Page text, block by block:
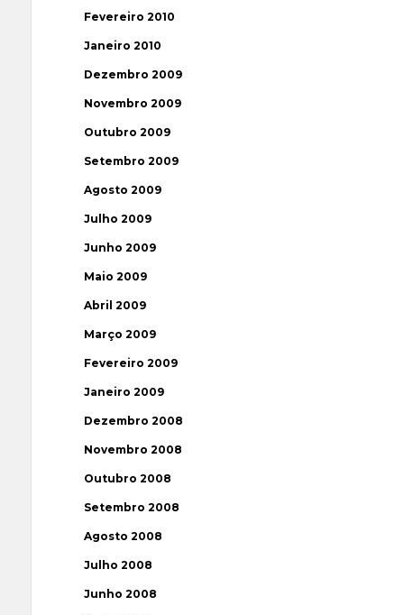
Fevereiro 2010
Janeiro 2010
Dezembro 2009
Novembro 2009
Outubro 2009
Setembro 2009
Agosto 2009
Julho 2009
Junho 2009
Maio 2009
Abril 2009
Março 2009
Fevereiro 2009
Janeiro 2009
Dezembro 2008
Novembro 2008
Outubro 2008
Setembro 2008
Agosto 2008
Julho 2008
Junho 2008